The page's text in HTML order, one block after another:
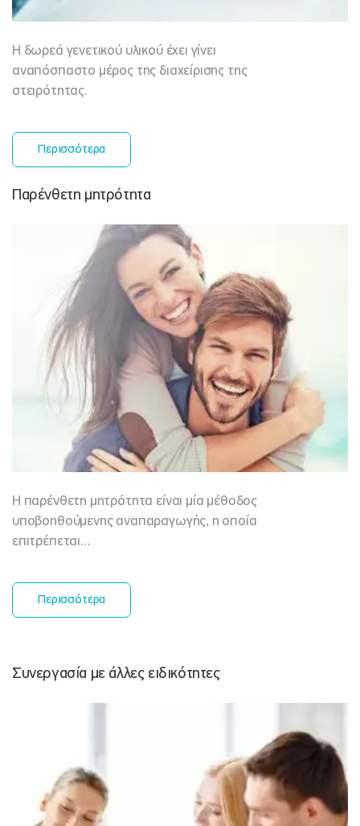
Η δωρεά γενετικού υλικού έχει γίνει
αναπόσπαστο μέρος της διαχείρισης της
στειρότητας.
Περισσότερα
Παρένθετη μητρότητα
Η παρένθετη μητρότητα είναι μία μέθοδος
υποβοηθούμενης αναπαραγωγής, η οποία
επιτρέπεται…
Περισσότερα
Συνεργασία με άλλες ειδικότητες